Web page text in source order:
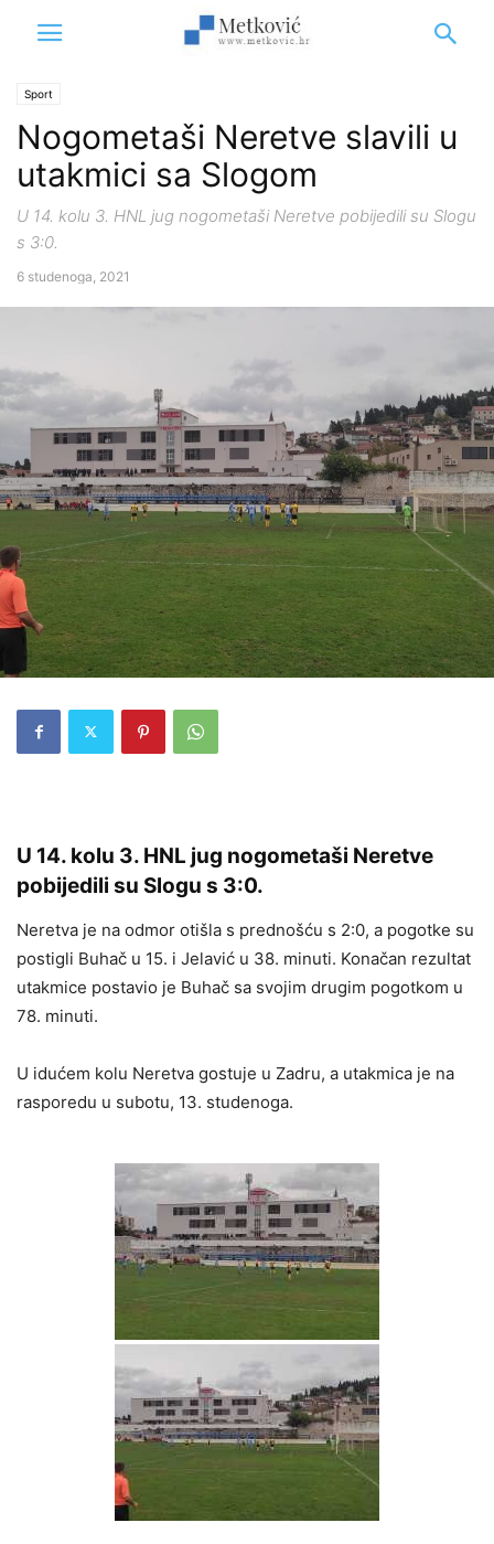
Sport
Nogometaši Neretve slavili u
utakmici sa Slogom
U 14. kolu 3. HNL jug nogometaši Neretve pobijedili su Slogu
s 3:0.
6 studenoga, 2021
U 14. kolu 3. HNL jug nogometaši Neretve
pobijedili su Slogu s 3:0.
Neretva je na odmor otišla s prednošću s 2:0, a pogotke su
postigli Buhač u 15. i Jelavić u 38. minuti. Konačan rezultat
utakmice postavio je Buhač sa svojim drugim pogotkom u
78. minuti.
U idućem kolu Neretva gostuje u Zadru, a utakmica je na
rasporedu u subotu, 13. studenoga.